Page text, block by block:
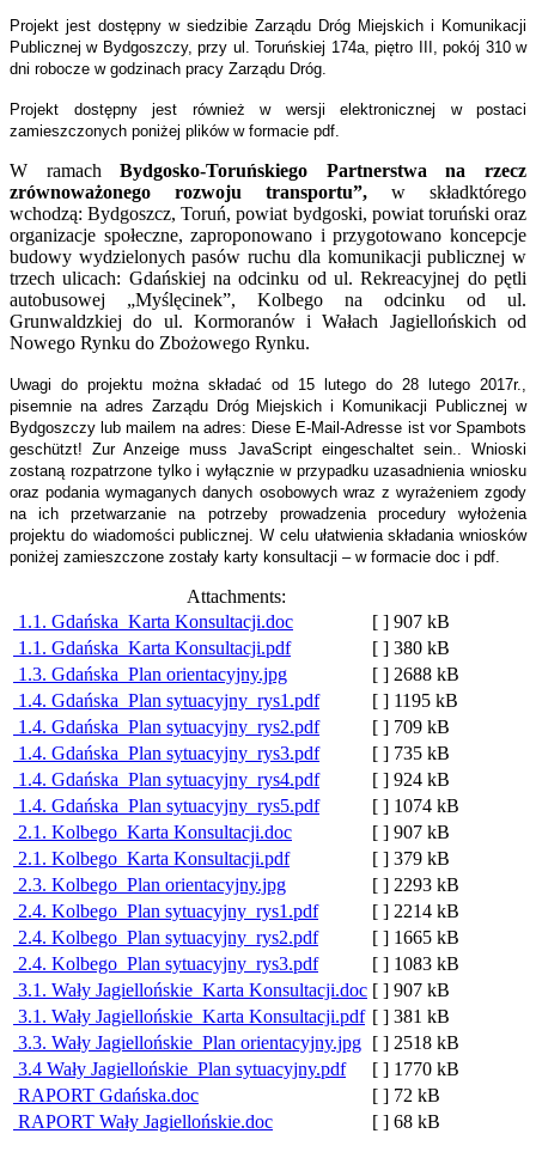
Projekt jest dostępny w siedzibie Zarządu Dróg Miejskich i Komunikacji
Publicznej w Bydgoszczy, przy ul. Toruńskiej 174a, piętro III, pokój 310 w
dni robocze w godzinach pracy Zarządu Dróg.
Projekt dostępny jest również w wersji elektronicznej w postaci
zamieszczonych poniżej plików w formacie pdf.
W ramachBydgosko-Toruńskiego Partnerstwa na rzecz
zrównoważonego rozwoju transportu”, w składktórego
wchodzą: Bydgoszcz, Toruń, powiat bydgoski, powiat toruński oraz
organizacje społeczne, zaproponowano i przygotowano koncepcje
budowy wydzielonych pasów ruchu dla komunikacji publicznej w
trzech ulicach: Gdańskiej na odcinku od ul. Rekreacyjnej do pętli
autobusowej „Myślęcinek”, Kolbego na odcinku od ul.
Grunwaldzkiej do ul. Kormoranów i Wałach Jagiellońskich od
Nowego Rynku do Zbożowego Rynku.
Uwagi do projektu można składać od 15 lutego do 28 lutego 2017r.,
pisemnie na adres Zarządu Dróg Miejskich i Komunikacji Publicznej w
Bydgoszczy lub mailem na adres: Diese E-Mail-Adresse ist vor Spambots
geschützt! Zur Anzeige muss JavaScript eingeschaltet sein.
. Wnioski
zostaną rozpatrzone tylko i wyłącznie w przypadku uzasadnienia wniosku
oraz podania wymaganych danych osobowych wraz z wyrażeniem zgody
na ich przetwarzanie na potrzeby prowadzenia procedury wyłożenia
projektu do wiadomości publicznej. W celu ułatwienia składania wniosków
poniżej zamieszczone zostały karty konsultacji – w formacie doc i pdf.
Attachments:
1.1. Gdańska_Karta Konsultacji.doc
[ ] 907 kB
1.1. Gdańska_Karta Konsultacji.pdf
[ ] 380 kB
1.3. Gdańska_Plan orientacyjny.jpg
[ ] 2688 kB
1.4. Gdańska_Plan sytuacyjny_rys1.pdf
[ ] 1195 kB
1.4. Gdańska_Plan sytuacyjny_rys2.pdf
[ ] 709 kB
1.4. Gdańska_Plan sytuacyjny_rys3.pdf
[ ] 735 kB
1.4. Gdańska_Plan sytuacyjny_rys4.pdf
[ ] 924 kB
1.4. Gdańska_Plan sytuacyjny_rys5.pdf
[ ] 1074 kB
2.1. Kolbego_Karta Konsultacji.doc
[ ] 907 kB
2.1. Kolbego_Karta Konsultacji.pdf
[ ] 379 kB
2.3. Kolbego_Plan orientacyjny.jpg
[ ] 2293 kB
2.4. Kolbego_Plan sytuacyjny_rys1.pdf
[ ] 2214 kB
2.4. Kolbego_Plan sytuacyjny_rys2.pdf
[ ] 1665 kB
2.4. Kolbego_Plan sytuacyjny_rys3.pdf
[ ] 1083 kB
3.1. Wały Jagiellońskie_Karta Konsultacji.doc [ ] 907 kB
3.1. Wały Jagiellońskie_Karta Konsultacji.pdf [ ] 381 kB
3.3. Wały Jagiellońskie_Plan orientacyjny.jpg [ ] 2518 kB
3.4 Wały Jagiellońskie_Plan sytuacyjny.pdf
[ ] 1770 kB
RAPORT Gdańska.doc
[ ] 72 kB
RAPORT Wały Jagiellońskie.doc
[ ] 68 kB